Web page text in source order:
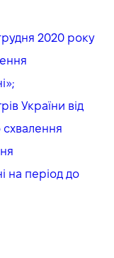
2020 року
України від
схвалення
на період до